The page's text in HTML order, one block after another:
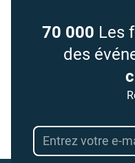
70 000 Les
des